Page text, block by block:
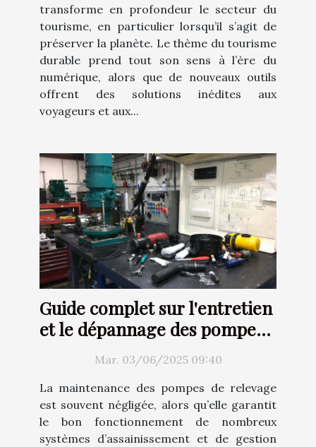
transforme en profondeur le secteur du
tourisme, en particulier lorsqu’il s’agit de
préserver la planète. Le thème du tourisme
durable prend tout son sens à l’ère du
numérique, alors que de nouveaux outils
offrent des solutions inédites aux
voyageurs et aux...
Guide complet sur l'entretien
et le dépannage des pompes
de relevageMar. 03/06/2025 09:40
La maintenance des pompes de relevage
est souvent négligée, alors qu’elle garantit
le bon fonctionnement de nombreux
systèmes d’assainissement et de gestion